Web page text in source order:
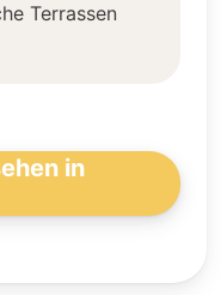
Terrassen
in